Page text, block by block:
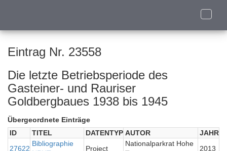
Toggle
Eintrag Nr. 23558
Die letzte Betriebsperiode des
Gasteiner- und Rauriser
Goldbergbaues 1938 bis 1945
Übergeordnete Einträge
ID
TITEL DATENTYP AUTOR
JAHR
27622
Bibliographie
Project
Nationalparkrat Hohe
2013